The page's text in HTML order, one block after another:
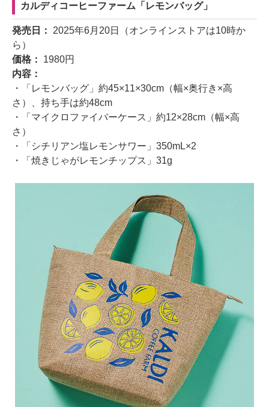
カルディコーヒーファーム「レモンバッグ」
発売日： 2025年6月20日（オンラインストアは10時か
ら）
価格： 1980円
内容：
・「レモンバッグ」約45×11×30cm（幅×奥行き×高
さ）、持ち手は約48cm
・「マイクロファイバーケース」約12×28cm（幅×高
さ）
・「シチリアン塩レモンサワー」350mL×2
・「焼きじゃがレモンチップス」31g